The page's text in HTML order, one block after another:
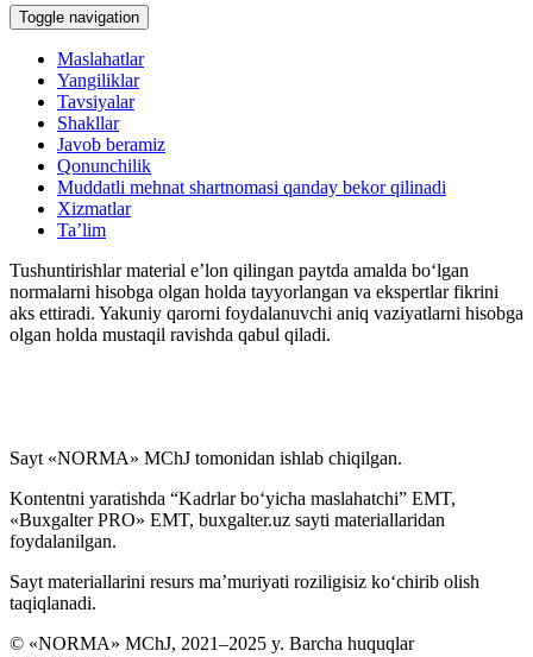
Toggle navigation
Maslahatlar
Yangiliklar
Tavsiyalar
Shakllar
Javob beramiz
Qonunchilik
Muddatli mehnat shartnomasi qanday bekor qilinadi
Xizmatlar
Ta’lim
Tushuntirishlar material e’lon qilingan paytda amalda boʻlgan
normalarni hisobga olgan holda tayyorlangan va ekspertlar fikrini
aks ettiradi. Yakuniy qarorni foydalanuvchi aniq vaziyatlarni hisobga
olgan holda mustaqil ravishda qabul qiladi.
Sayt «NORMA» MChJ tomonidan ishlab chiqilgan.
Kontentni yaratishda “Kadrlar boʻyicha maslahatchi” EMT,
«Buxgalter PRO» EMT, buxgalter.uz sayti materiallaridan
foydalanilgan.
Sayt materiallarini resurs ma’muriyati roziligisiz koʻchirib olish
taqiqlanadi.
© «NORMA» MChJ, 2021–2025 y. Barcha huquqlar